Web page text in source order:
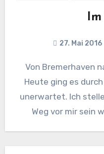
27. Mai 2016
Von Bremerhaven nach Hamburg-Sieversen
Heute ging es
unerwartet. Ich
Weg vor mir sein